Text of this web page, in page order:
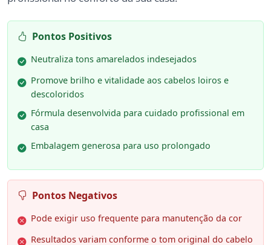
Pontos Positivos
Neutraliza tons amarelados indesejados
Promove brilho e vitalidade aos cabelos loiros e
descoloridos
Fórmula desenvolvida para cuidado profissional em
casa
Embalagem generosa para uso prolongado
Pontos Negativos
Pode exigir uso frequente para manutenção da cor
Resultados variam conforme o tom original do cabelo